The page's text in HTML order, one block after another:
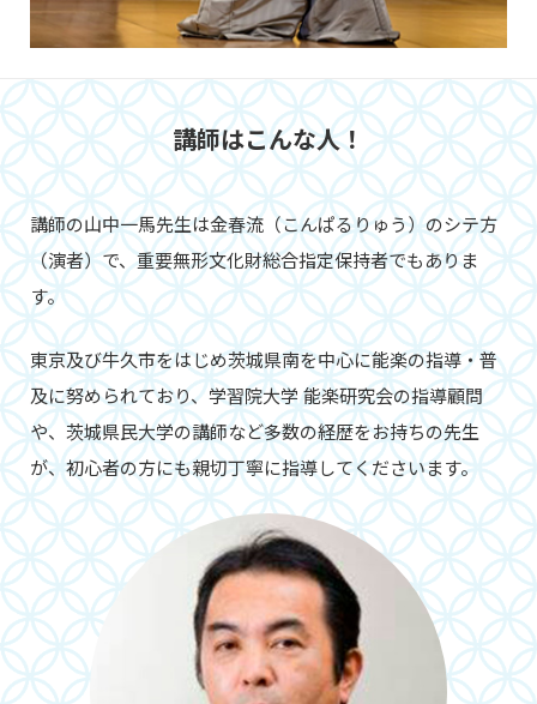
講師はこんな人！
講師の山中一馬先生は金春流（こんぱるりゅう）のシテ方
（演者）で、重要無形文化財総合指定保持者でもありま
す。
東京及び牛久市をはじめ茨城県南を中心に能楽の指導・普
及に努められており、学習院大学 能楽研究会の指導顧問
や、茨城県民大学の講師など多数の経歴をお持ちの先生
が、初心者の方にも親切丁寧に指導してくださいます。